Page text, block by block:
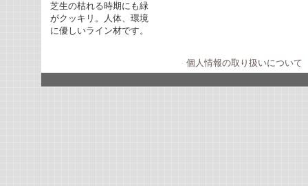
芝生の枯れる時期にも緑
がクッキリ。人体、環境
に優しいライン材です。
個人情報の取り扱いについて